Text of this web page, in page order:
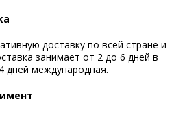
доставку по всей стране и
занимает от 2 до 6 дней в
дней международная.